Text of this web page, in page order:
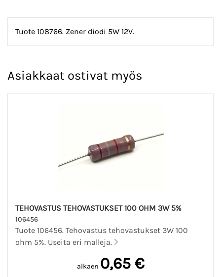
Tuote 108766. Zener diodi 5W 12V.
Asiakkaat ostivat myös
TEHOVASTUS TEHOVASTUKSET 100 OHM 3W 5%
106456
Tuote 106456. Tehovastus tehovastukset 3W 100
ohm 5%. Useita eri malleja.
alkaen 0,65 €